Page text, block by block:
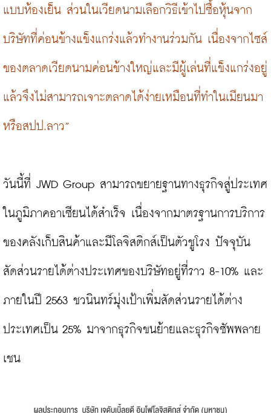
แบบห้องเย็น ส่วนในเวียดนามเลือกวิธีเข้าไปซื้อหุ้นจาก
บริษัทที่ค่อนข้างแข็งแกร่งแล้วทำงานร่วมกัน เนื่องจากไซส์
ของตลาดเวียดนามค่อนข้างใหญ่และมีผู้เล่นที่แข็งแกร่งอยู่
แล้วจึงไม่สามารถเจาะตลาดได้ง่ายเหมือนที่ทำในเมียนมา
หรือสปป.ลาว”
วันนี้ที่ JWD Group สามารถขยายฐานทางธุรกิจสู่ประเทศ
ในภูมิภาคอาเซียนได้สำเร็จ เนื่องจากมาตรฐานการบริการ
ของคลังเก็บสินค้าและมีโลจิสติกส์เป็นตัวชูโรง ปัจจุบัน
สัดส่วนรายได้ต่างประเทศของบริษัทอยู่ที่ราว 8-10% และ
ภายในปี 2563 ชวนินทร์มุ่งเป้าเพิ่มสัดส่วนรายได้ต่าง
ประเทศเป็น 25% มาจากธุรกิจขนย้ายและธุรกิจซัพพลาย
เชน